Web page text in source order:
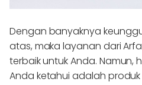
Dengan banyaknya
atas, maka layanan dari
terbaik untuk Anda. Namun,
Anda ketahui adalah